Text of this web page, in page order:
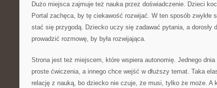
Dużo miejsca zajmuje też nauka przez doświadczenie. Dzieci
Portal zachęca, by tę ciekawość rozwijać. W ten sposób
stać się przygodą. Dziecko uczy się zadawać pytania, a dorosły
prowadzić rozmowę, by była rozwijająca.
Strona jest też miejscem, które wspiera autonomię. Jednego
proste ćwiczenia, a innego chce wejść w dłuższy temat. Taka
relację z nauką, bo dziecko nie czuje, że musi, tylko że może. A